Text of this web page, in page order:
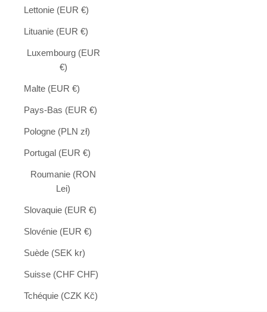
Lettonie (EUR €)
Lituanie (EUR €)
Luxembourg (EUR
€)
Malte (EUR €)
Pays-Bas (EUR €)
Pologne (PLN zł)
Portugal (EUR €)
Roumanie (RON
Lei)
Slovaquie (EUR €)
Slovénie (EUR €)
Suède (SEK kr)
Suisse (CHF CHF)
Tchéquie (CZK Kč)